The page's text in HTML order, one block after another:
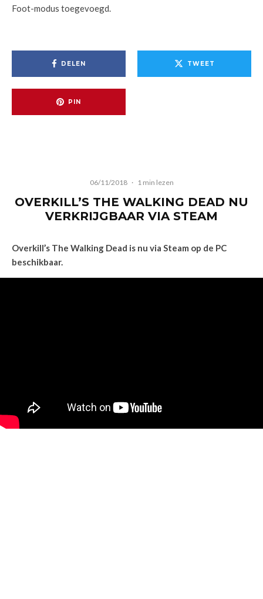
Foot-modus toegevoegd.
DELEN TWEET
PIN
06/11/2018 · 1 min lezen
OVERKILL’S THE WALKING DEAD NU
VERKRIJGBAAR VIA STEAM
Overkill’s The Walking Dead is nu via Steam op de PC
beschikbaar.